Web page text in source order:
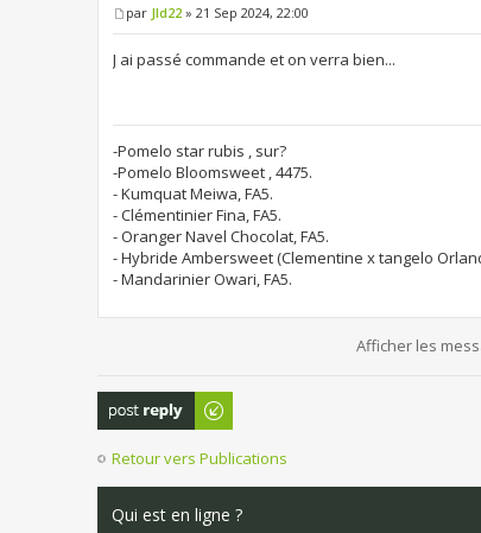
par Jld22 » 21 Sep 2024, 22:00
J ai passé commande et on verra bien...
-Pomelo star rubis , sur?
-Pomelo Bloomsweet , 4475.
- Kumquat Meiwa, FA5.
- Clémentinier Fina, FA5.
- Oranger Navel Chocolat, FA5.
- Hybride Ambersweet (Clementine x tangelo
- Mandarinier Owari, FA5.
Afficher les
Publier une
réponse
Retour vers Publications
Qui est en ligne ?